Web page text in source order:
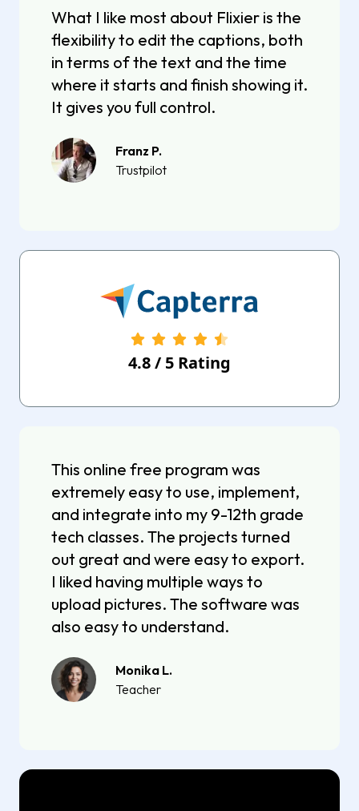
What I like most about Flixier is the
flexibility to edit the captions, both
in terms of the text and the time
where it starts and finish showing it.
It gives you full control.
Franz P.
Trustpilot
4.8/ 5 Rating
This online free program was
extremely easy to use, implement,
and integrate into my 9-12th grade
tech classes. The projects turned
out great and were easy to export.
I liked having multiple ways to
upload pictures. The software was
also easy to understand.
Monika L.
Teacher